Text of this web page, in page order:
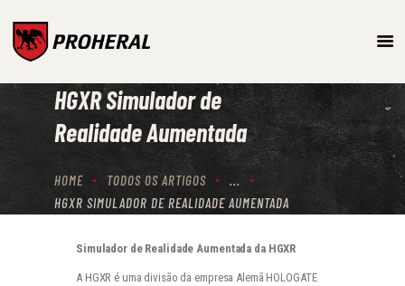
HGXR Simulador de
Realidade Aumentada
HOME TODOS OS ARTIGOS
...
HGXR SIMULADOR DE REALIDADE AUMENTADA
SISTEMAS DE TREINO E
SIMULAÇÃO
PROTEÇÃO BALÍSTICA
PRODUTOS
Simulador de Realidade Aumentada da HGXR
A HGXR é uma divisão da empresa Alemã HOLOGATE